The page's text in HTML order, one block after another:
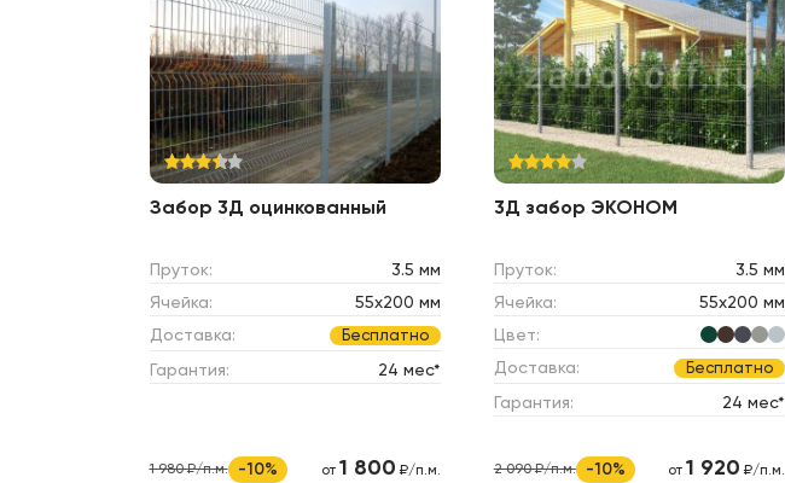
Забор 3Д оцинкованный
Пруток:
3.5 мм
Ячейка:
55х200 мм
Доставка:
Бесплатно
Гарантия: 24 мес*
1 980 ₽/п.м. -10% от 1 800 ₽/п.м.
3Д забор ЭКОНОМ
Пруток:
3.5 мм
Ячейка:
55х200 мм
Цвет:
Доставка:
Бесплатно
Гарантия: 24 мес*
2 090 ₽/п.м. -10% от 1 920 ₽/п.м.